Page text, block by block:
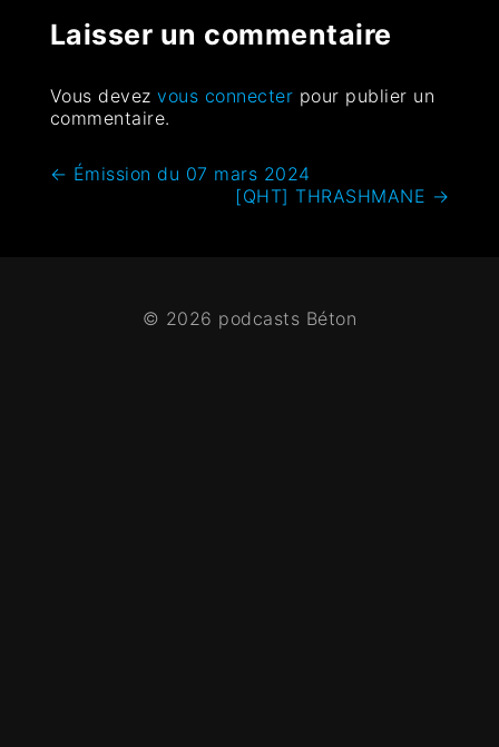
Laisser un commentaire
Vous devezvous connecter pour publier un
commentaire.
← Émission du 07 mars 2024
[QHT] THRASHMANE →
© 2026 podcasts Béton